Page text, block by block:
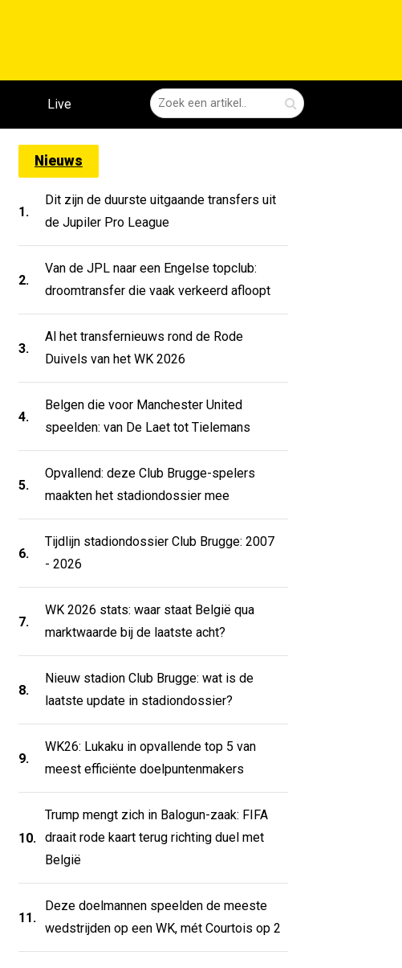
Live
Nieuws
1.
Dit zijn de duurste uitgaande transfers uit
de Jupiler Pro League
2.
Van de JPL naar een Engelse topclub:
droomtransfer die vaak verkeerd afloopt
3.
Al het transfernieuws rond de Rode
Duivels van het WK 2026
4.
Belgen die voor Manchester United
speelden: van De Laet tot Tielemans
5.
Opvallend: deze Club Brugge-spelers
maakten het stadiondossier mee
6.
Tijdlijn stadiondossier Club Brugge: 2007
- 2026
7.
WK 2026 stats: waar staat België qua
marktwaarde bij de laatste acht?
8.
Nieuw stadion Club Brugge: wat is de
laatste update in stadiondossier?
9.
WK26: Lukaku in opvallende top 5 van
meest efficiënte doelpuntenmakers
10.
Trump mengt zich in Balogun-zaak: FIFA
draait rode kaart terug richting duel met
België
11.
Deze doelmannen speelden de meeste
wedstrijden op een WK, mét Courtois op 2